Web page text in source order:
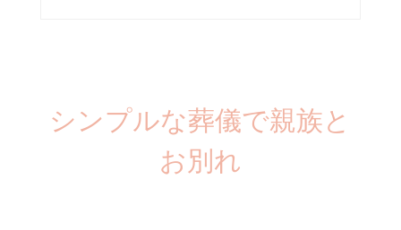
シンプルな葬儀で親族と
お別れ